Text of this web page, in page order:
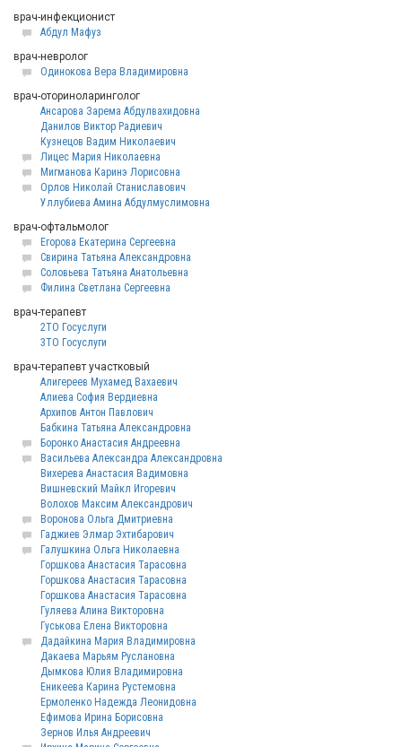
врач-инфекционист
Абдул Мафуз
врач-невролог
Одинокова Вера Владимировна
врач-оториноларинголог
Ансарова Зарема Абдулвахидовна
Данилов Виктор Радиевич
Кузнецов Вадим Николаевич
Лицес Мария Николаевна
Мигманова Каринэ Лорисовна
Орлов Николай Станиславович
Уллубиева Амина Абдулмуслимовна
врач-офтальмолог
Егорова Екатерина Сергеевна
Свирина Татьяна Александровна
Соловьева Татьяна Анатольевна
Филина Светлана Сергеевна
врач-терапевт
2ТО Госуслуги
3ТО Госуслуги
врач-терапевт участковый
Алигереев Мухамед Вахаевич
Алиева София Вердиевна
Архипов Антон Павлович
Бабкина Татьяна Александровна
Боронко Анастасия Андреевна
Васильева Александра Александровна
Вихерева Анастасия Вадимовна
Вишневский Майкл Игоревич
Волохов Максим Александрович
Воронова Ольга Дмитриевна
Гаджиев Элмар Эхтибарович
Галушкина Ольга Николаевна
Горшкова Анастасия Тарасовна
Горшкова Анастасия Тарасовна
Горшкова Анастасия Тарасовна
Гуляева Алина Викторовна
Гуськова Елена Викторовна
Дадайкина Мария Владимировна
Дакаева Марьям Руслановна
Дымкова Юлия Владимировна
Еникеева Карина Рустемовна
Ермоленко Надежда Леонидовна
Ефимова Ирина Борисовна
Зернов Илья Андреевич